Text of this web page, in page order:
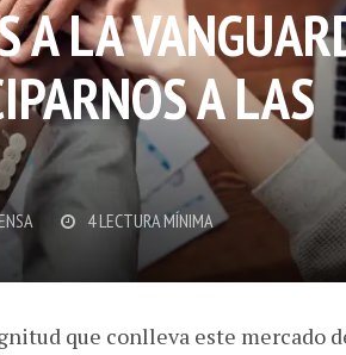
A LA
A LAS
4 LECTURA MÍNIMA
que conlleva este mercado